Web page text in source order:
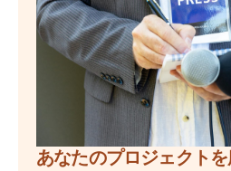
あなたのプロジェクト